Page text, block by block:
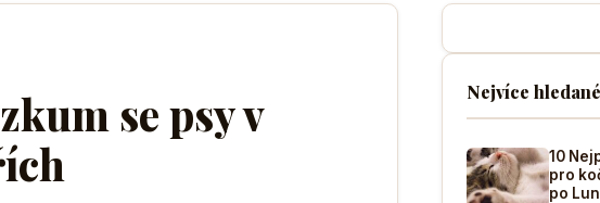
se psy v
Nejvíce hledané
10
pro
po